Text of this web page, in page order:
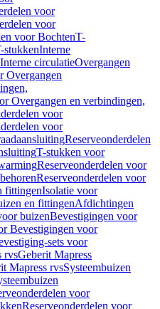
voor
voor
voor BochtenT-
stukkenInterne
circulatieOvergangen
Overgangen
Overgangen en verbindingen,
voor
voor
Reserveonderdelen
T-stukken voor
Reserveonderdelen voor
Reserveonderdelen voor
fittingenIsolatie voor
en fittingenAfdichtingen
buizenBevestigingen voor
Bevestigingen voor
sets voor
rvsGeberit Mapress
Mapress rvsSysteembuizen
voor
Reserveonderdelen voor